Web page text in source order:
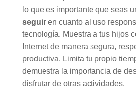
lo que es importante que seas
seguiren cuanto al uso
tecnología. Muestra a tus hijos
Internet de manera segura,
productiva. Limita tu propio
demuestra la importancia de
disfrutar de otras actividades.